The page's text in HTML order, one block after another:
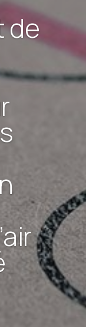
de